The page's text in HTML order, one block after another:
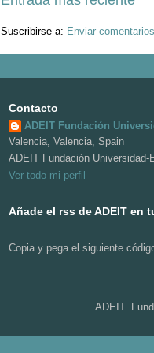
Suscribirse a: Enviar
Contacto
ADEIT Fundación
Valencia, Valencia, Spain
ADEIT Fundación
Ver todo mi perfil
Añade el rss de ADEIT en
Copia y pega el siguiente
ADEIT.